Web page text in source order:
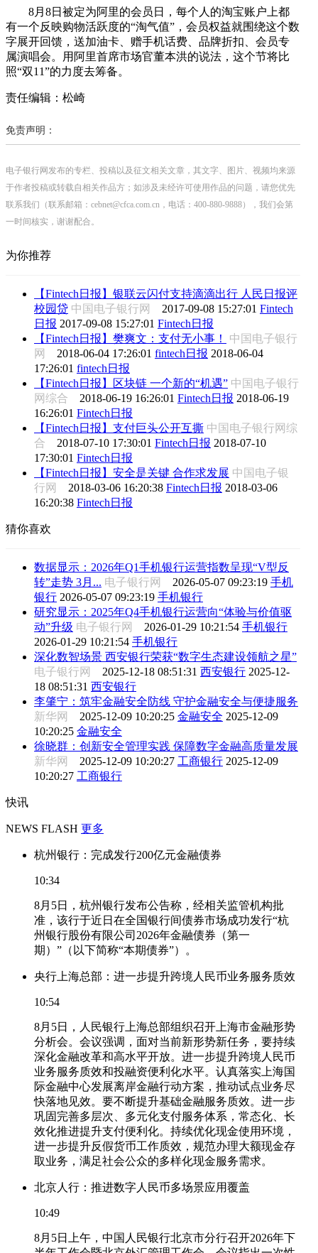
8月8日被定为阿里的会员日，每个人的淘宝账户上都
有一个反映购物活跃度的“淘气值”，会员权益就围绕这个数
字展开回馈，送加油卡、赠手机话费、品牌折扣、会员专
属演唱会。用阿里首席市场官董本洪的说法，这个节将比
照“双11”的力度去筹备。
责任编辑：松崎
免责声明：
电子银行网发布的专栏、投稿以及征文相关文章，其文字、图片、视频均来源
于作者投稿或转载自相关作品方；如涉及未经许可使用作品的问题，请您优先
联系我们（联系邮箱：cebnet@cfca.com.cn，电话：400-880-9888），我们会第
一时间核实，谢谢配合。
为你推荐
【Fintech日报】银联云闪付支持滴滴出行 人民日报评
校园贷 中国电子银行网 2017-09-08 15:27:01 Fintech
日报 2017-09-08 15:27:01 Fintech日报
【Fintech日报】樊爽文：支付无小事！
中国电子银行
网 2018-06-04 17:26:01 fintech日报 2018-06-04
17:26:01 fintech日报
【Fintech日报】区块链 一个新的“机遇” 中国电子银行
网综合 2018-06-19 16:26:01 Fintech日报 2018-06-19
16:26:01 Fintech日报
【Fintech日报】支付巨头公开互撕 中国电子银行网综
合 2018-07-10 17:30:01 Fintech日报 2018-07-10
17:30:01 Fintech日报
【Fintech日报】安全是关键 合作求发展 中国电子银
行网 2018-03-06 16:20:38 Fintech日报 2018-03-06
16:20:38 Fintech日报
猜你喜欢
数据显示：2026年Q1手机银行运营指数呈现“V型反
转”走势 3月... 电子银行网 2026-05-07 09:23:19 手机
银行 2026-05-07 09:23:19 手机银行
研究显示：2025年Q4手机银行运营向“体验与价值驱
动”升级 电子银行网 2026-01-29 10:21:54 手机银行
2026-01-29 10:21:54 手机银行
深化数智场景 西安银行荣获“数字生态建设领航之星”
电子银行网 2025-12-18 08:51:31 西安银行 2025-12-
18 08:51:31 西安银行
李肇宁：筑牢金融安全防线 守护金融安全与便捷服务
新华网 2025-12-09 10:20:25 金融安全 2025-12-09
10:20:25 金融安全
徐晓群：创新安全管理实践 保障数字金融高质量发展
新华网 2025-12-09 10:20:27 工商银行 2025-12-09
10:20:27 工商银行
快讯
NEWS FLASH 更多
杭州银行：完成发行200亿元金融债券
10:34
8月5日，杭州银行发布公告称，经相关监管机构批
准，该行于近日在全国银行间债券市场成功发行“杭
州银行股份有限公司2026年金融债券（第一
期）”（以下简称“本期债券”）。
央行上海总部：进一步提升跨境人民币业务服务质效
10:54
8月5日，人民银行上海总部组织召开上海市金融形势
分析会。会议强调，面对当前新形势新任务，要持续
深化金融改革和高水平开放。进一步提升跨境人民币
业务服务质效和投融资便利化水平。认真落实上海国
际金融中心发展离岸金融行动方案，推动试点业务尽
快落地见效。要不断提升基础金融服务质效。进一步
巩固完善多层次、多元化支付服务体系，常态化、长
效化推进提升支付便利化。持续优化现金使用环境，
进一步提升反假货币工作质效，规范办理大额现金存
取业务，满足社会公众的多样化现金服务需求。
北京人行：推进数字人民币多场景应用覆盖
10:49
8月5日上午，中国人民银行北京市分行召开2026年下